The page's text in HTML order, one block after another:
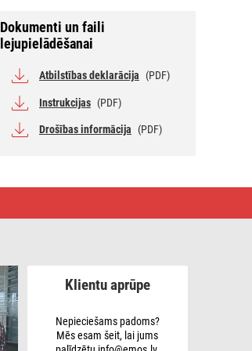
Dokumenti un faili
lejupielādēšanai
Atbilstības deklarācija (PDF)
Instrukcijas (PDF)
Drošības informācija (PDF)
Klientu aprūpe
Nepieciešams padoms?
Mēs esam šeit, lai jums